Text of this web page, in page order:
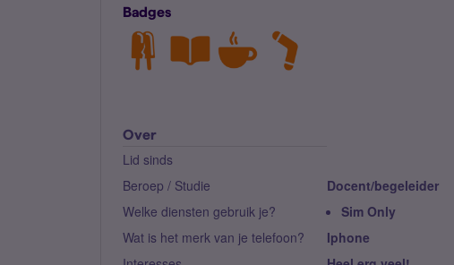
Badges
Over
Lid sinds
Beroep / Studie
Docent/begeleider
Welke diensten gebruik je?
Sim Only
Wat is het merk van je telefoon?
Iphone